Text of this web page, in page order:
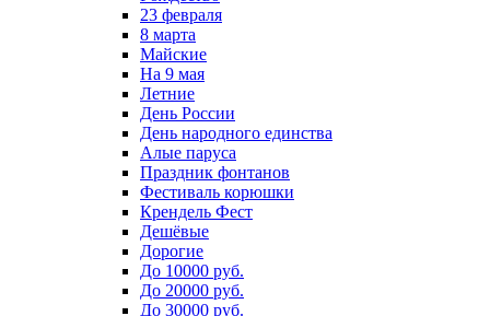
23 февраля
8 марта
Майские
На 9 мая
Летние
День России
День народного единства
Алые паруса
Праздник фонтанов
Фестиваль корюшки
Крендель Фест
Дешёвые
Дорогие
До 10000 руб.
До 20000 руб.
До 30000 руб.